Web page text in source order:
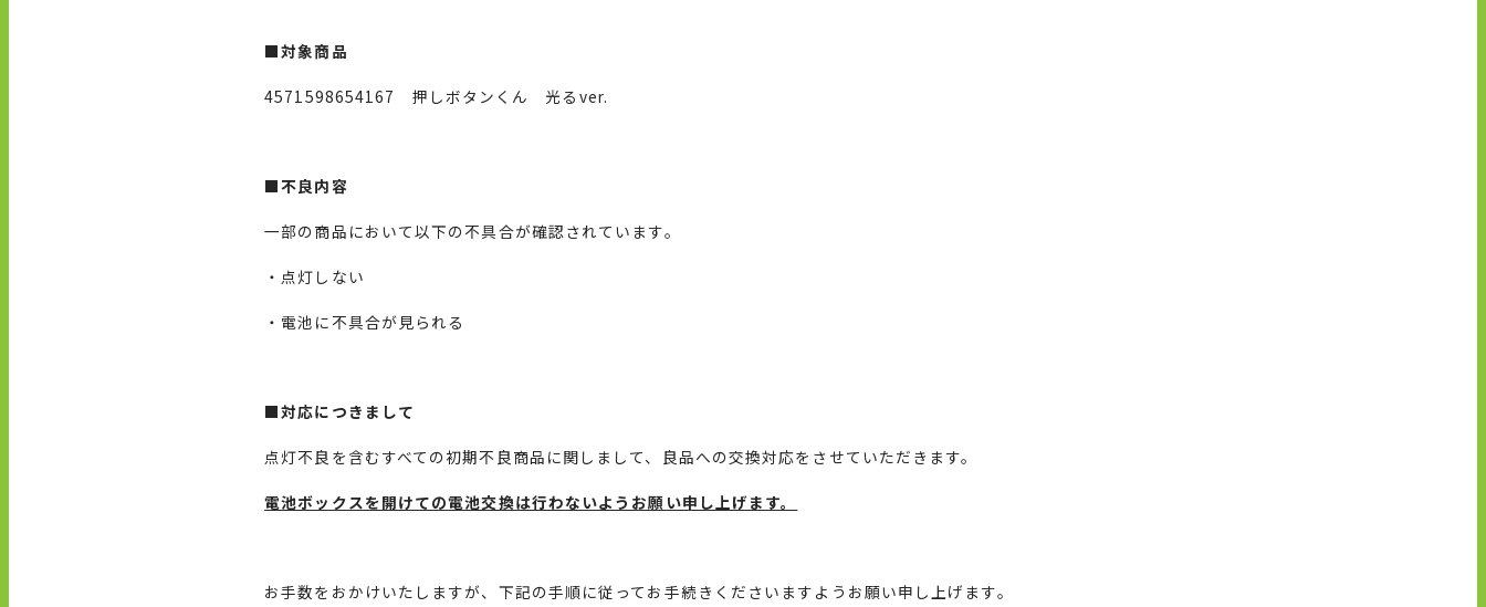
■対象商品
4571598654167 押しボタンくん 光る ver.
■不良内容
一部の商品において以下の不具合が確認されています。
・点灯しない
・電池に不具合が見られる
■対応につきまして
点灯不良を含むすべての初期不良商品に関しまして、良品への交換対応をさせていただきます。
電池ボックスを開けての電池交換は行わないようお願い申し上げます。
お手数をおかけいたしますが、下記の手順に従ってお手続きくださいますようお願い申し上げます。